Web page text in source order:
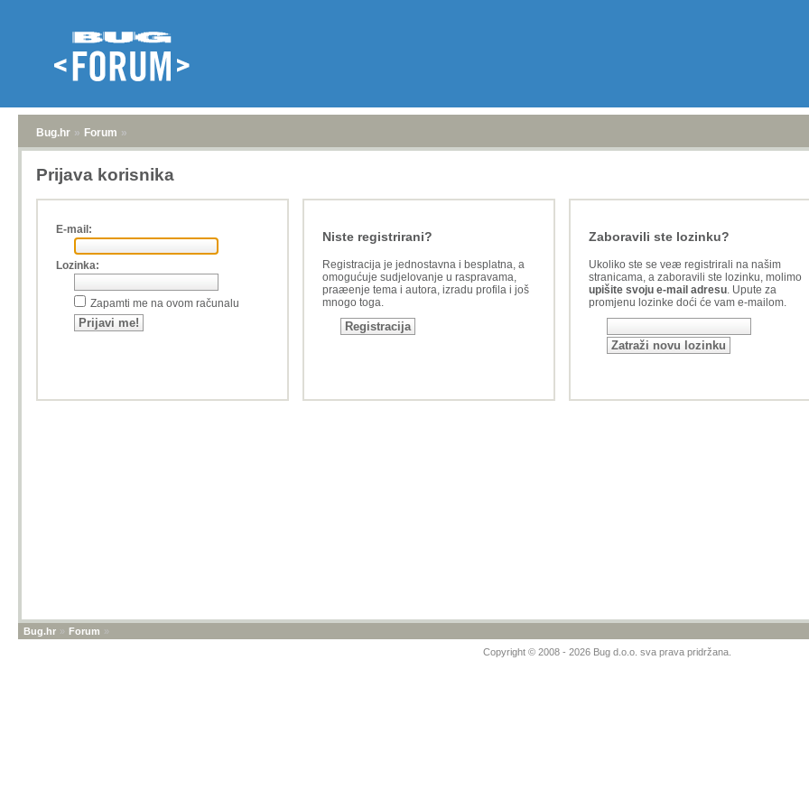
Bug.hr » Forum »
Prijava korisnika
E-mail:
Lozinka:
Zapamti me na ovom računalu
Niste registrirani?
Registracija je jednostavna i besplatna, a
omogućuje sudjelovanje u raspravama,
praæenje tema i autora, izradu profila i još
mnogo toga.
Zaboravili ste lozinku?
Ukoliko ste se veæ registrirali na našim
stranicama, a zaboravili ste lozinku, molimo
upišite svoju e-mail adresu. Upute za
promjenu lozinke doći će vam e-mailom.
Bug.hr » Forum »
Copyright © 2008 - 2026 Bug d.o.o. sva prava pridržana.